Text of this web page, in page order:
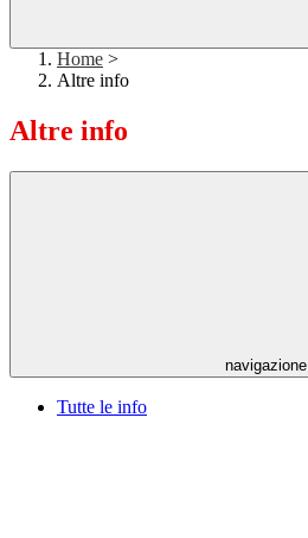
Home >
Altre info
Altre info
navigazione
Tutte le info